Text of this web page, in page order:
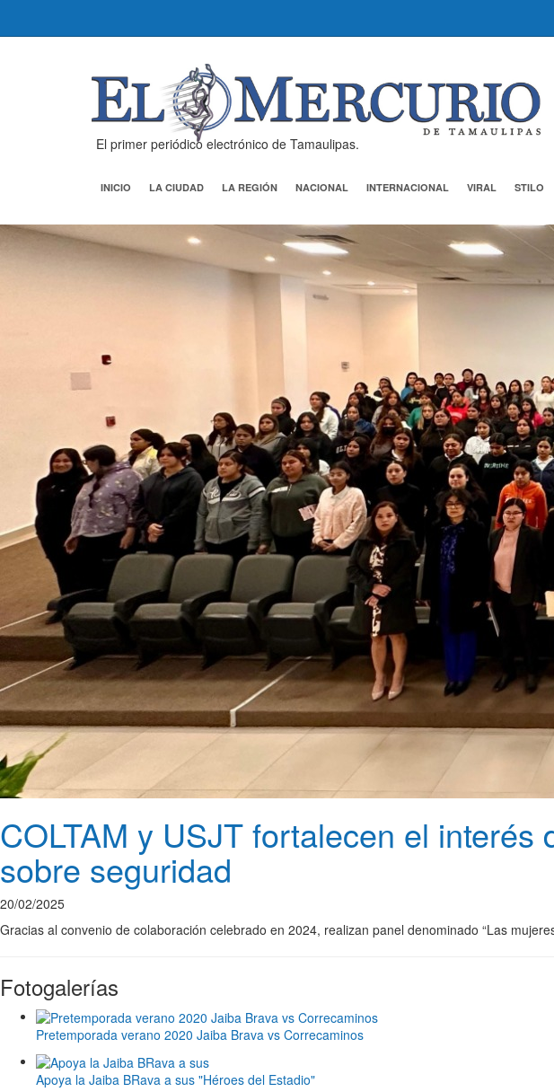
El primer periódico electrónico de Tamaulipas.
INICIO LA CIUDAD LA REGIÓN NACIONAL INTERNACIONAL VIRAL STILO
COLTAM y USJT fortalecen el
sobre seguridad
20/02/2025
Gracias al convenio de colaboración celebrado en 2024, realizan panel denominado “Las
Fotogalerías
Pretemporada verano 2020 Jaiba Brava vs Correcaminos
Apoya la Jaiba BRava a sus "Héroes del Estadio"